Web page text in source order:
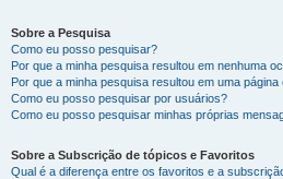
Sobre a Pesquisa
Como eu posso pesquisar?
Por que a minha pesquisa resultou em nenhuma
Por que a minha pesquisa resultou em uma página
Como eu posso pesquisar por usuários?
Como eu posso pesquisar minhas próprias
Sobre a Subscrição de tópicos e Favoritos
Qual é a diferença entre os favoritos e a